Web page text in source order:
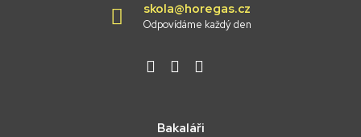
skola@horegas.cz
Odpovídáme každý den
Bakaláři